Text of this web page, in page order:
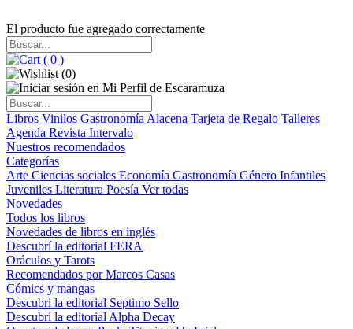
El producto fue agregado correctamente
( 0 )
(0)
Libros Vinilos Gastronomía Alacena Tarjeta de Regalo Talleres
Agenda Revista Intervalo
Nuestros recomendados
Categorías
Arte Ciencias sociales Economía Gastronomía Género Infantiles
Juveniles Literatura Poesía Ver todas
Novedades
Todos los libros
Novedades de libros en inglés
Descubrí la editorial FERA
Oráculos y Tarots
Recomendados por Marcos Casas
Cómics y mangas
Descubri la editorial Septimo Sello
Descubrí la editorial Alpha Decay